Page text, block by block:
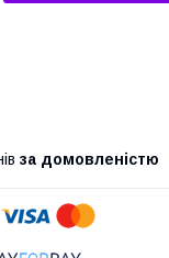
за домовленістю